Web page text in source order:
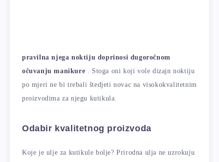
pravilna njega noktiju doprinosi dugoročnom
očuvanju manikure . Stoga oni koji vole dizajn noktiju
po mjeri ne bi trebali štedjeti novac na visokokvalitetnim
proizvodima za njegu kutikula.
Odabir kvalitetnog proizvoda
Koje je ulje za kutikule bolje? Prirodna ulja ne uzrokuju